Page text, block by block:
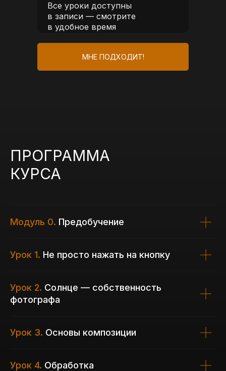
Все уроки доступны
в записи — смотрите
в удобное время
МНЕ ПОДХОДИТ!
ПРОГРАММА
КУРСА
Модуль 0. Предобучение
Урок 1. Не просто нажать на кнопку
Урок 2. Солнце — собственность
фотографа
Урок 3. Основы композиции
Урок 4. Обработка